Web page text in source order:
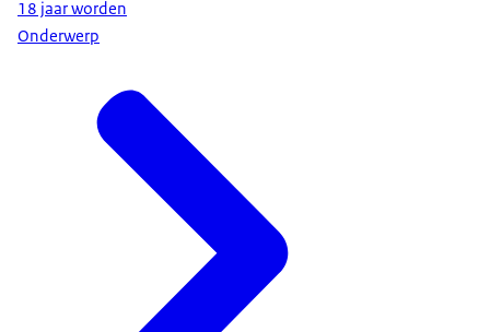
18 jaar worden
Onderwerp